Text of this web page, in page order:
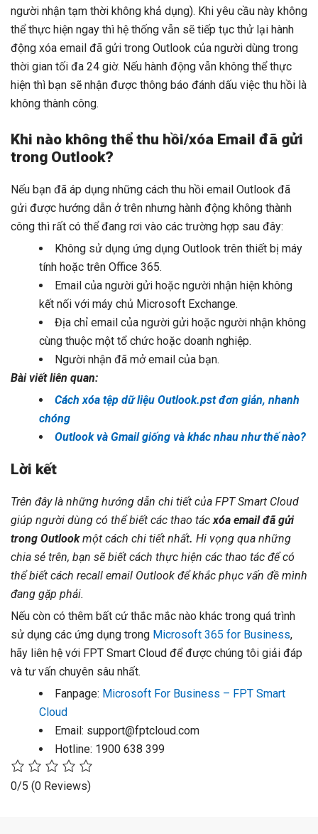
người nhận tạm thời không khả dụng). Khi yêu cầu này không
thể thực hiện ngay thì hệ thống vẫn sẽ tiếp tục thử lại hành
động xóa email đã gửi trong Outlook của người dùng trong
thời gian tối đa 24 giờ. Nếu hành động vẫn không thể thực
hiện thì bạn sẽ nhận được thông báo đánh dấu việc thu hồi là
không thành công.
Khi nào không thể thu hồi/xóa Email đã gửi
trong Outlook?
Nếu bạn đã áp dụng những cách thu hồi email Outlook đã
gửi được hướng dẫn ở trên nhưng hành động không thành
công thì rất có thể đang rơi vào các trường hợp sau đây:
Không sử dụng ứng dụng Outlook trên thiết bị máy
tính hoặc trên Office 365.
Email của người gửi hoặc người nhận hiện không
kết nối với máy chủ Microsoft Exchange.
Địa chỉ email của người gửi hoặc người nhận không
cùng thuộc một tổ chức hoặc doanh nghiệp.
Người nhận đã mở email của bạn.
Bài viết liên quan:
Cách xóa tệp dữ liệu Outlook.pst đơn giản, nhanh
chóng
Outlook và Gmail giống và khác nhau như thế nào?
Lời kết
Trên đây là những hướng dẫn chi tiết của FPT Smart Cloud
giúp người dùng có thể biết các thao tác xóa email đã gửi
trong Outlookmột cách chi tiết nhất. Hi vọng qua những
chia sẻ trên, bạn sẽ biết cách thực hiện các thao tác để có
thể biết cách recall email Outlook để khắc phục vấn đề mình
đang gặp phải.
Nếu còn có thêm bất cứ thắc mắc nào khác trong quá trình
sử dụng các ứng dụng trong Microsoft 365 for Business,
hãy liên hệ với FPT Smart Cloud để được chúng tôi giải đáp
và tư vấn chuyên sâu nhất.
Fanpage: Microsoft For Business – FPT Smart
Cloud
Email: support@fptcloud.com
Hotline: 1900 638 399
0/5 (0 Reviews)